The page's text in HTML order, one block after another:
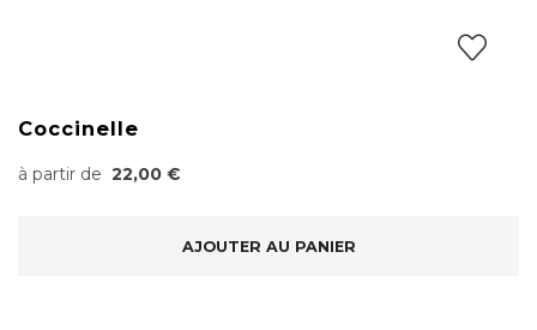
Coccinelle
à partir de 22,00 €
AJOUTER AU PANIER